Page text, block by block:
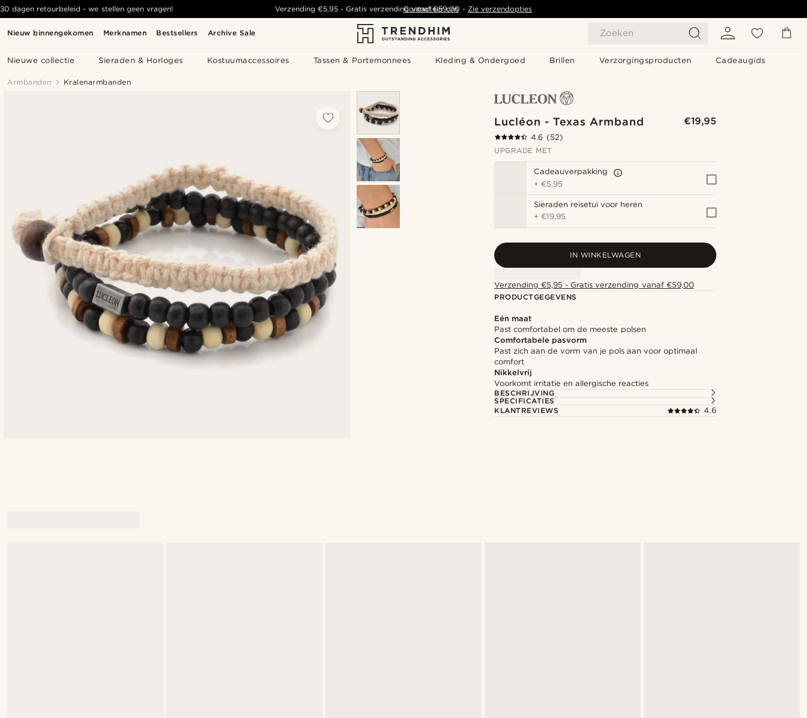
Nieuw binnengekomen Merknamen Bestsellers Archive Sale Zoeken
Nieuwe collectie Sieraden & Horloges Kostuumaccessoires Tassen & Portemonnees Kleding & Ondergoed Brillen Verzorgingsproducten Cadeaugids
30 dagen retourbeleid - we stellen geen vragen! Verzending €5,95- Gratis verzending vanaf€59,00 -Zie verzendopties
Contacteer ons
Armbanden Kralenarmbanden
Lucléon - Texas Armband €19,95
4.6 (52)
UPGRADE MET
Cadeauverpakking
+€5,95
Sieraden reisetui voor heren
+€19,95
IN WINKELWAGEN
Verzending €5,95 - Gratis verzending vanaf €59,00
PRODUCTGEGEVENS
Eén maat
Past comfortabel om de meeste polsen
Comfortabele pasvorm
Past zich aan de vorm van je pols aan voor optimaal
comfort
Nikkelvrij
Voorkomt irritatie en allergische reacties
BESCHRIJVING
SPECIFICATIES
KLANTREVIEWS
4.6